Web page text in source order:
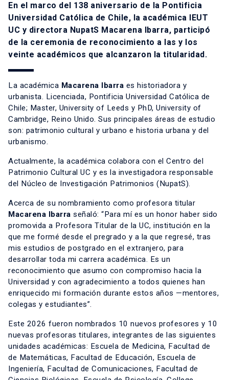
En el marco del 138 aniversario de la Pontificia
Universidad Católica de Chile, la académica IEUT
UC y directora NupatS Macarena Ibarra, participó
de la ceremonia de reconocimiento a las y los
veinte académicos que alcanzaron la titularidad.
La académica Macarena Ibarra es historiadora y
urbanista. Licenciada, Pontificia Universidad Católica de
Chile; Master, University of Leeds y PhD, University of
Cambridge, Reino Unido. Sus principales áreas de estudio
son: patrimonio cultural y urbano e historia urbana y del
urbanismo.
Actualmente, la académica colabora con el Centro del
Patrimonio Cultural UC y es la investigadora responsable
del Núcleo de Investigación Patrimonios (NupatS).
Acerca de su nombramiento como profesora titular
Macarena Ibarra señaló: “Para mí es un honor haber sido
promovida a Profesora Titular de la UC, institución en la
que me formé desde el pregrado y a la que regresé, tras
mis estudios de postgrado en el extranjero, para
desarrollar toda mi carrera académica. Es un
reconocimiento que asumo con compromiso hacia la
Universidad y con agradecimiento a todos quienes han
enriquecido mi formación durante estos años —mentores,
colegas y estudiantes”.
Este 2026 fueron nombrados 10 nuevos profesores y 10
nuevas profesoras titulares, integrantes de las siguientes
unidades académicas: Escuela de Medicina, Facultad de
de Matemáticas, Facultad de Educación, Escuela de
Ingeniería, Facultad de Comunicaciones, Facultad de